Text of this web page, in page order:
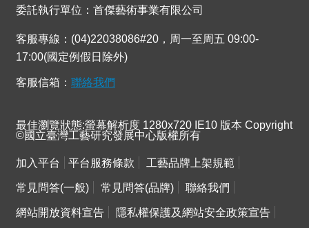
委託執行單位：首傑藝術事業有限公司
客服專線：(04)22038086#20，周一至周五 09:00-
17:00(國定例假日除外)
客服信箱： 聯絡我們
最佳瀏覽狀態:螢幕解析度 1280x720 IE10 版本 Copyright
©國立臺灣工藝研究發展中心版權所有
加入平台 平台服務條款 工藝品牌上架規範
常見問答(一般) 常見問答(品牌) 聯絡我們
網站開放資料宣告 隱私權保護及網站安全政策宣告